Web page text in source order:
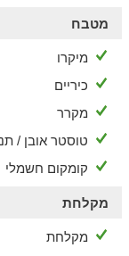
מטבח
מיקרו
כיריים
מקרר
טוסטר אובן /
קומקום חשמלי
מקלחת
מקלחת